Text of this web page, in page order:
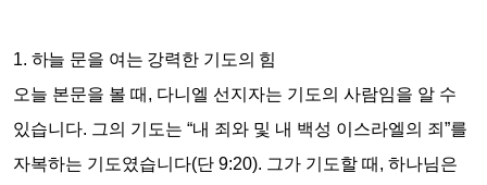
1. 하늘 문을 여는 강력한 기도의 힘
오늘 본문을 볼 때 , 다니엘 선지자는 기도의 사람임을 알 수
있습니다. 그의 기도는 “내 죄와 및 내 백성 이스라엘의 죄 ”를
자복하는 기도였습니다(단 9:20). 그가 기도할 때 , 하나님은